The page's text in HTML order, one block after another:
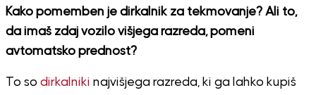
Kako pomemben je dirkalnik za tekmovanje? Ali to,
da imaš zdaj vozilo višjega razreda, pomeni
avtomatsko prednost?
To so dirkalniki najvišjega razreda, ki ga lahko kupiš